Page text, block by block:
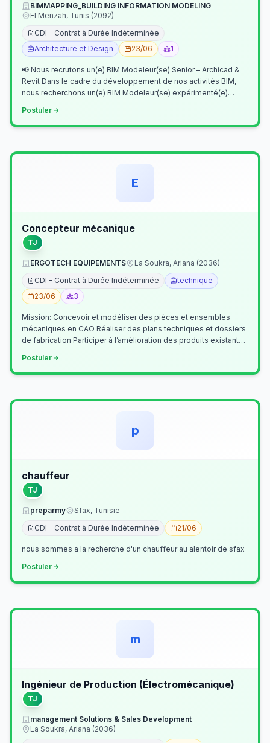
BIMMAPPING_BUILDING INFORMATION MODELING
El Menzah, Tunis (2092)
CDI - Contrat à Durée Indéterminée
Architecture et Design
23/06 1
📢 Nous recrutons un(e) BIM Modeleur(se) Senior – Archicad &
Revit Dans le cadre du développement de nos activités BIM,
nous recherchons un(e) BIM Modeleur(se) expérimenté(e)
Postuler
E
Concepteur mécanique
TJ
ERGOTECH EQUIPEMENTS
La Soukra, Ariana (2036)
CDI - Contrat à Durée Indéterminée
technique
23/06
3
Mission: Concevoir et modéliser des pièces et ensembles
mécaniques en CAO Réaliser des plans techniques et dossiers
de fabrication Participer à l’amélioration des produits existants
Postuler
p
chauffeur
TJ
preparmy
Sfax, Tunisie
CDI - Contrat à Durée Indéterminée
21/06
nous sommes a la recherche d'un chauffeur au alentoir de sfax
Postuler
m
Ingénieur de Production (Électromécanique)
TJ
management Solutions & Sales Development
La Soukra, Ariana (2036)